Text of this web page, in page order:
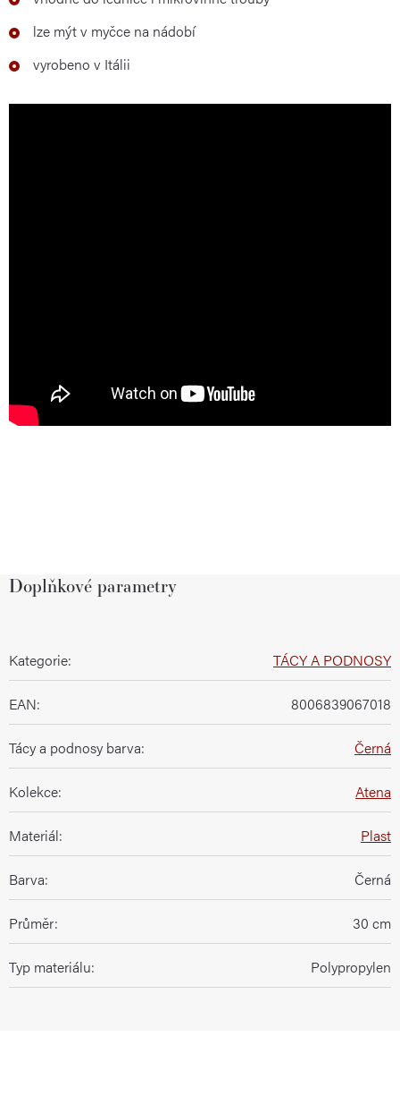
lze mýt v myčce na nádobí
vyrobeno v Itálii
Doplňkové parametry
Kategorie: TÁCY A PODNOSY
EAN: 8006839067018
Tácy a podnosy barva: Černá
Kolekce: Atena
Materiál: Plast
Barva: Černá
Průměr: 30 cm
Typ materiálu: Polypropylen